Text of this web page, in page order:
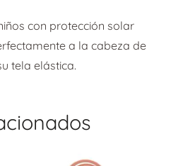
con protección solar
a la cabeza de
tela elástica.